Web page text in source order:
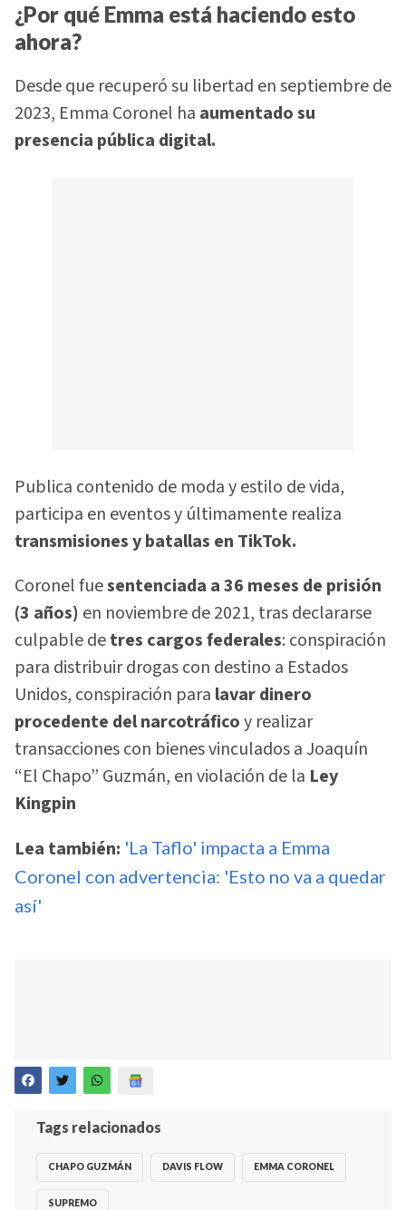
¿Por qué Emma está haciendo esto
ahora?
Desde que recuperó su libertad en septiembre de
2023, Emma Coronel ha aumentado su
presencia pública digital.
Publica contenido de moda y estilo de vida,
participa en eventos y últimamente realiza
transmisiones y batallas en TikTok.
Coronel fuesentenciada a 36 meses de prisión
(3 años) en noviembre de 2021, tras declararse
culpable detres cargos federales: conspiración
para distribuir drogas con destino a Estados
Unidos, conspiración para lavar dinero
procedente del narcotráficoy realizar
transacciones con bienes vinculados a Joaquín
“El Chapo” Guzmán, en violación de la Ley
Kingpin
Lea también: 'La Taflo' impacta a Emma
Coronel con advertencia: 'Esto no va a quedar
así'
Tags relacionados
CHAPO GUZMÁN DAVIS FLOW EMMA CORONEL
SUPREMO